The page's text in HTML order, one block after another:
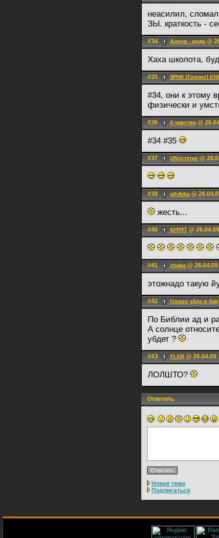
неасилил,
ЗЫ. краткость -
#34 Аэнор - мудк @
Хаха школота,
#35 9PNK [Грачик]
#34, они к этому
физически и
#36 6 чувство @
#34 #35
#37 UNэстетик @
#39 whAtka@
жесть...
#40 6УРЯТ @
#41 zhaba@
этожнадо такую
#42 [скоро уйду в
По Библии ад и
А солнце
убдет ?
#43 FLER @ 26.04.09
ЛОЛШТО?
Ответить
Новая тема
Подписаться